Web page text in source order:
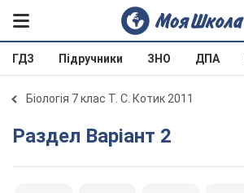
ГДЗ Підручники ЗНО ДПА
Біологія 7 клас Т. С. Котик 2011
Раздел Варіант 2